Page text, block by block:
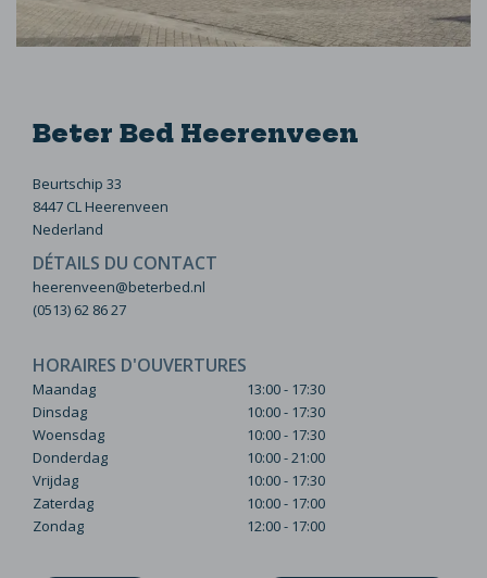
Beter Bed Heerenveen
Beurtschip 33
8447 CL Heerenveen
Nederland
DÉTAILS DU CONTACT
heerenveen@beterbed.nl
(0513) 62 86 27
HORAIRES D'OUVERTURES
Maandag
13:00 - 17:30
Dinsdag
10:00 - 17:30
Woensdag
10:00 - 17:30
Donderdag
10:00 - 21:00
Vrijdag
10:00 - 17:30
Zaterdag
10:00 - 17:00
Zondag
12:00 - 17:00